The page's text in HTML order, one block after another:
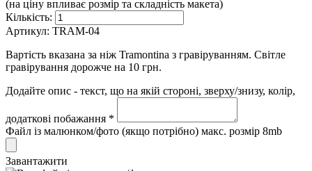
(на ціну впливає розмір та складність макета)
Кількість:
Артикул: TRAM-04
Вартість вказана за ніж Tramontina з гравіруванням. Світле
гравірування дорожче на 10 грн.
Додайте опис - текст, що на якій стороні, зверху/знизу, колір,
додаткові побажання *
Файл із малюнком/фото (якщо потрібно) макс. розмір 8mb
Завантажити